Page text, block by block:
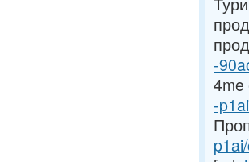
-
4me
-